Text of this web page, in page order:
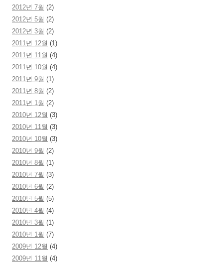
2012년 7월 (2)
2012년 5월 (2)
2012년 3월 (2)
2011년 12월 (1)
2011년 11월 (4)
2011년 10월 (4)
2011년 9월 (1)
2011년 8월 (2)
2011년 1월 (2)
2010년 12월 (3)
2010년 11월 (3)
2010년 10월 (3)
2010년 9월 (2)
2010년 8월 (1)
2010년 7월 (3)
2010년 6월 (2)
2010년 5월 (5)
2010년 4월 (4)
2010년 3월 (1)
2010년 1월 (7)
2009년 12월 (4)
2009년 11월 (4)